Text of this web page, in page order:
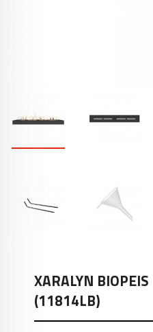
XARALYN
(11814LB)